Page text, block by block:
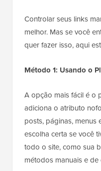
Controlar seus links
melhor. Mas se você
quer fazer isso, aqui
Método 1: Usando o
A opção mais fácil é o
adiciona o atributo
posts, páginas, menus
escolha certa se você
todo o site, como sua
métodos manuais e